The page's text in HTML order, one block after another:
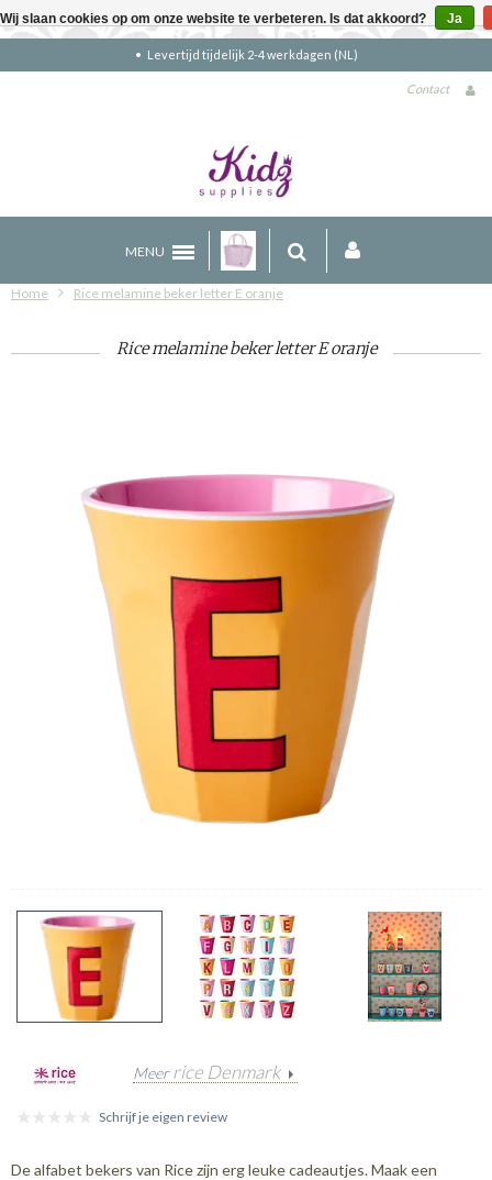
Gratis verzending boven €90 (NL)
Contact
MENU
Home Rice melamine beker letter E oranje
Rice melamine beker letter E oranje
Meerrice Denmark
Schrijf je eigen review
De alfabet bekers van Rice zijn erg leuke cadeautjes. Maak een
Wij slaan cookies op om onze website te verbeteren. Is dat akkoord? Ja